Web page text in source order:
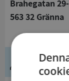
Brahegatan
563 32 Gränna